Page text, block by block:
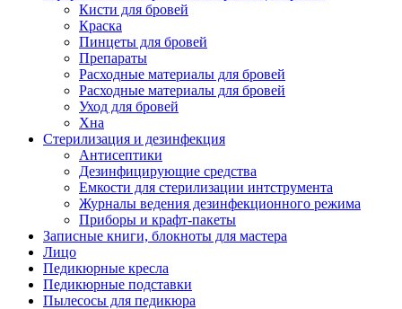
Кисти для бровей
Краска
Пинцеты для бровей
Препараты
Расходные материалы для бровей
Расходные материалы для бровей
Уход для бровей
Хна
Стерилизация и дезинфекция
Антисептики
Дезинфицирующие средства
Емкости для стерилизации интструмента
Журналы ведения дезинфекционного режима
Приборы и крафт-пакеты
Записные книги, блокноты для мастера
Лицо
Педикюрные кресла
Педикюрные подставки
Пылесосы для педикюра